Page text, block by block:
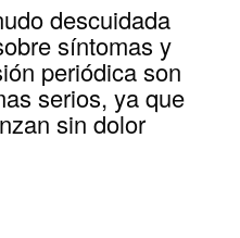
descuidada
síntomas y
periódica son
serios, ya que
sin dolor